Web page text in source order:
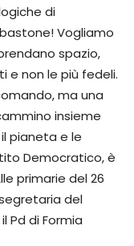
di
Vogliamo
spazio,
e non le più fedeli.
ma una
insieme
pianeta e le
Democratico, è
primarie del 26
del
Pd di Formia